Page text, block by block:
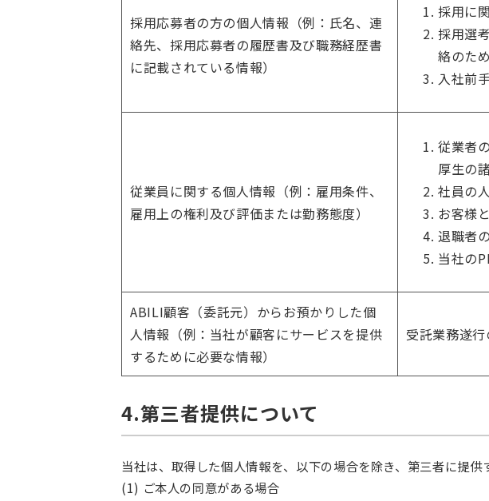
採用応募者の方の個人情報（例：氏名、連
絡先、採用応募者の履歴書及び職務経歴書
に記載されている情報）
採用に
採用選
絡のため
入社前
従業員に関する個人情報（例：雇用条件、
雇用上の権利及び評価または勤務態度）
従業者
厚生の
社員の
お客様
退職者
当社の
ABILI顧客（委託元）からお預かりした個
人情報（例：当社が顧客にサービスを提供
するために必要な情報）
受託業務遂行
4.第三者提供について
当社は、取得した個人情報を、以下の場合を除き、第三者に提供
(1) ご本人の同意がある場合